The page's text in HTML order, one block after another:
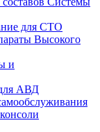
для СТО
Высокого
и
АВД